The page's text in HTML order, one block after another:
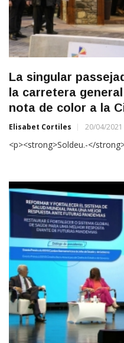
La singular
la carretera
nota de color a la
Elisabet Cortiles 20/04/2021
<p><strong>Soldeu.-</